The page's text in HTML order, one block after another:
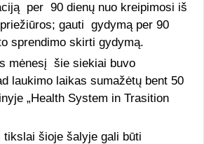
per 90 dienų nuo kreipimosi iš
gauti gydymą per 90
sprendimo skirti gydymą.
mėnesį šie siekiai buvo
laukimo laikas sumažėtų bent 50
„Health System in Trasition
tikslai šioje šalyje gali būti